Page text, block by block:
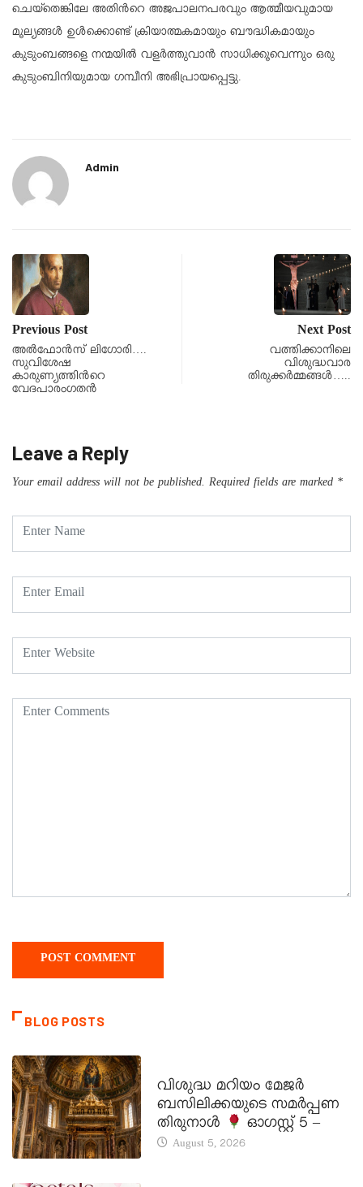
ചെയ്തെങ്കിലേ അതിന്‍റെ അജപാലനപരവും ആത്മീയവുമായ
മൂല്യങ്ങൾ ഉൾക്കൊണ്ട് ക്രിയാത്മകമായും ബൗദ്ധികമായും
കുടുംബങ്ങളെ നന്മയിൽ വളർത്തുവാൻ സാധിക്കൂവെന്നും ഒരു
കുടുംബിനിയുമായ ഗമ്പീനി അഭിപ്രായപ്പെട്ടു.
Admin
Previous Post
അൽഫോൻസ് ലിഗോരി….
സുവിശേഷ
കാരുണ്യത്തിന്‍റെ
വേദപാരംഗതൻ
Next Post
വത്തിക്കാനിലെ
വിശുദ്ധവാര
തിരുക്കർമ്മങ്ങൾ…..
Leave a Reply
Your email address will not be published. Required fields are marked *
BLOG POSTS
വിശുദ്ധ മറിയം മേജർ
ബസിലിക്കയുടെ സമർപ്പണ
തിരുനാൾ
ഓഗസ്റ്റ് 5 –
August 5, 2026